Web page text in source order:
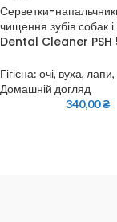
Серветки-
чищення зубів собак і
Dental Cleaner PSH
Гігієна: очі, вуха, лапи,
Домашній догляд
340,00₴